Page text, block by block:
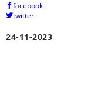
facebook
twitter
24-11-2023